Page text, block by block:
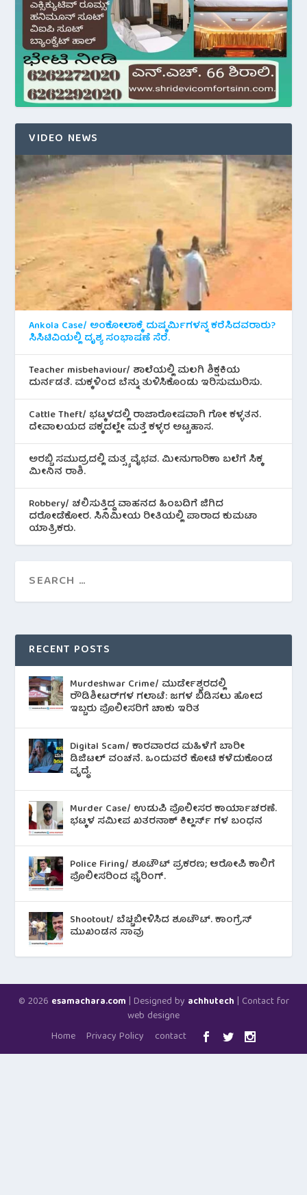
VIDEO NEWS
Ankola Case/ ಅಂಕೋಲಾಕ್ಕೆ ದುಷ್ಕರ್ಮಿಗಳನ್ನ ಕರೆಸಿದವರಾರು?
ಸಿಸಿಟಿವಿಯಲ್ಲಿ ದೃಶ್ಯ ಸಂಭಾಷಣೆ ಸೆರೆ.
Teacher misbehaviour/ ಶಾಲೆಯಲ್ಲಿ ಮಲಗಿ ಶಿಕ್ಷಕಿಯ
ದುರ್ನಡತೆ. ಮಕ್ಕಳಿಂದ ಬೆನ್ನು ತುಳಿಸಿಕೊಂಡು ಇರಿಸುಮುರಿಸು.
Cattle Theft/ ಭಟ್ಕಳದಲ್ಲಿ ರಾಜಾರೋಷವಾಗಿ ಗೋ ಕಳ್ಳತನ.
ದೇವಾಲಯದ ಪಕ್ಕದಲ್ಲೇ ಮತ್ತೆ ಕಳ್ಳರ ಅಟ್ಟಹಾಸ.
ಅರಬ್ಬಿ ಸಮುದ್ರದಲ್ಲಿ ಮತ್ಸ್ಯ ವೈಭವ. ಮೀನುಗಾರಿಕಾ ಬಲೆಗೆ ಸಿಕ್ಕ
ಮೀನಿನ‌ ರಾಶಿ.
Robbery/ ಚಲಿಸುತ್ತಿದ್ದ ವಾಹನದ ಹಿಂಬದಿಗೆ ಜಿಗಿದ
ದರೋಡೆಕೋರ. ಸಿನಿಮೀಯ ರೀತಿಯಲ್ಲಿ ಪಾರಾದ ಕುಮಟಾ
ಯಾತ್ರಿಕರು.
RECENT POSTS
Murdeshwar Crime/ ಮುರ್ಡೇಶ್ವರದಲ್ಲಿ
ರೌಡಿಶೀಟರ್‌ಗಳ ಗಲಾಟೆ: ಜಗಳ ಬಿಡಿಸಲು ಹೋದ
ಇಬ್ಬರು ಪೊಲೀಸರಿಗೆ ಚಾಕು ಇರಿತ
Digital Scam/ ಕಾರವಾರದ ಮಹಿಳೆಗೆ ಬಾರೀ
ಡಿಜಿಟಲ್ ವಂಚನೆ. ಒಂದುವರೆ ಕೋಟಿ ಕಳೆದುಕೊಂಡ
ವೃದ್ಧೆ.
Murder Case/ ಉಡುಪಿ ಪೊಲೀಸರ ಕಾರ್ಯಾಚರಣೆ.
ಭಟ್ಕಳ ಸಮೀಪ ಖತರನಾಕ್ ಕಿಲ್ಲರ್ಸ್ ಗಳ ಬಂಧನ
Police Firing/ ಶೂಟೌಟ್ ಪ್ರಕರಣ; ಆರೋಪಿ ಕಾಲಿಗೆ
ಪೊಲೀಸರಿಂದ ಫೈರಿಂಗ್.
Shootout/ ಬೆಚ್ಚಿಬೀಳಿಸಿದ ಶೂಟೌಟ್‌. ಕಾಂಗ್ರೆಸ್
ಮುಖಂಡನ ಸಾವು
© 2026 esamachara.com | Designed by achhutech | Contact for
web designe
Home
Privacy Policy contact